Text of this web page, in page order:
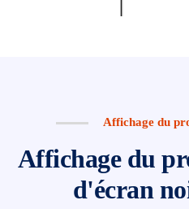
Affichage du
Affichage du
d'écran